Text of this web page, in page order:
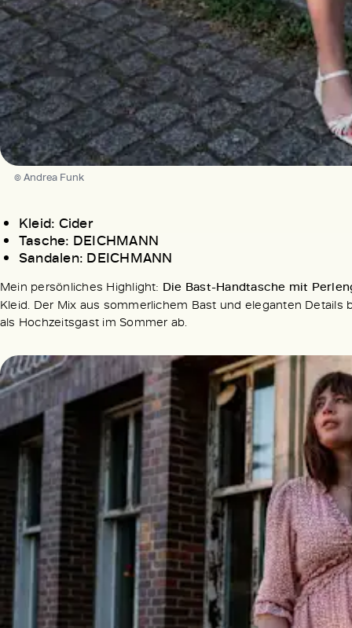
© Andrea Funk
Kleid: Cider
Tasche: DEICHMANN
Sandalen: DEICHMANN
Mein persönliches Highlight: Die Bast-Handtasche mit
Kleid. Der Mix aus sommerlichem Bast und eleganten
als Hochzeitsgast im Sommer ab.